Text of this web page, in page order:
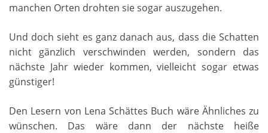
manchen Orten drohten sie sogar auszugehen.
Und doch sieht es ganz danach aus, dass die Schatten
nicht gänzlich verschwinden werden, sondern das
nächste Jahr wieder kommen, vielleicht sogar etwas
günstiger!
Den Lesern von Lena Schättes Buch wäre Ähnliches zu
wünschen. Das wäre dann der nächste heiße